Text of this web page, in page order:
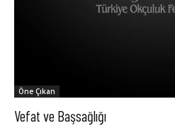
Öne Çıkan
Vefat ve Başsağlığı